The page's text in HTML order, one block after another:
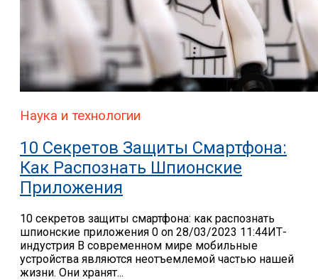
Наука и технологии
10 Секретов Защиты Смартфона:
Как Распознать Шпионские
Приложения
10 секретов защиты смартфона: как распознать
шпионские приложения 0 on 28/03/2023 11:44ИТ-
индустрия В современном мире мобильные
устройства являются неотъемлемой частью нашей
жизни. Они хранят...